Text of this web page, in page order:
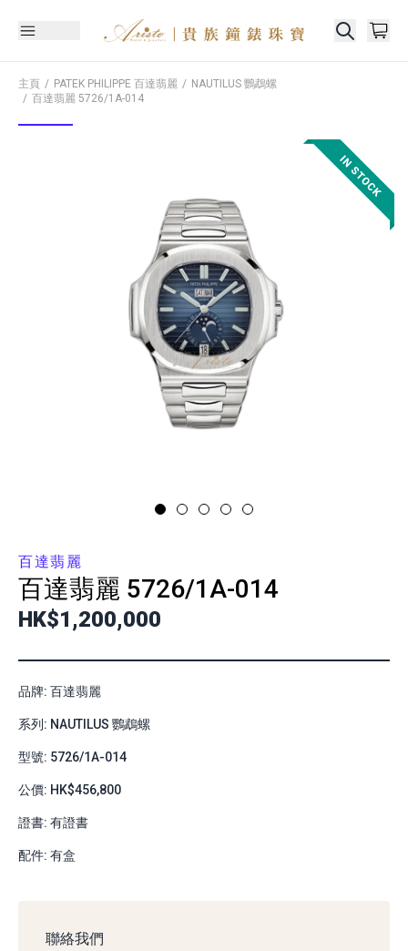
主頁 PATEK PHILIPPE 百達翡麗
NAUTILUS 鸚鵡螺
百達翡麗 5726/1A-014
百達翡麗
百達翡麗 5726/1A-014
HK$1,200,000
品牌: 百達翡麗
系列: NAUTILUS 鸚鵡螺
型號: 5726/1A-014
公價: HK$456,800
證書: 有證書
配件: 有盒
聯絡我們